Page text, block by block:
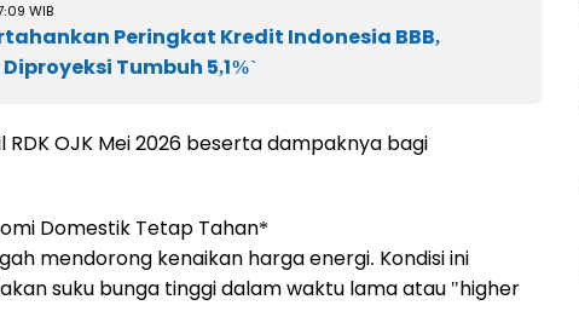
WIB
Peringkat Kredit Indonesia BBB,
Tumbuh 5,1%`
OJK Mei 2026 beserta dampaknya bagi
Domestik Tetap Tahan*
mendorong kenaikan harga energi. Kondisi ini
suku bunga tinggi dalam waktu lama atau "higher